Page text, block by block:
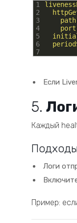
1
2
3
4
5
6
7
path
port
Если
5.
Каждый
Логи
Пример: